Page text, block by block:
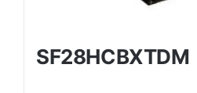
SF28HCBXTDM